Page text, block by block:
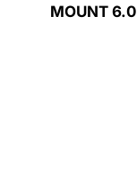
MOUNT 6.0